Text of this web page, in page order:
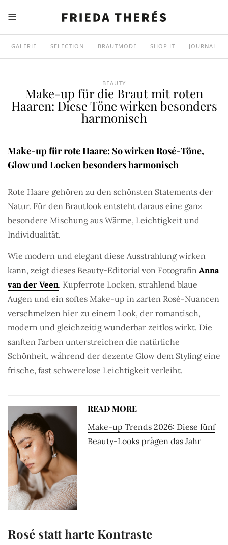
GALERIE SELECTION BRAUTMODE SHOP IT JOURNAL
BEAUTY
Make-up für die Braut mit roten
Haaren: Diese Töne wirken besonders
harmonisch
Make-up für rote Haare: So wirken Rosé-Töne,
Glow und Locken besonders harmonisch
Rote Haare gehören zu den schönsten Statements der
Natur. Für den Brautlook entsteht daraus eine ganz
besondere Mischung aus Wärme, Leichtigkeit und
Individualität.
Wie modern und elegant diese Ausstrahlung wirken
kann, zeigt dieses Beauty-Editorial von Fotografin Anna
van der Veen. Kupferrote Locken, strahlend blaue
Augen und ein softes Make-up in zarten Rosé-Nuancen
verschmelzen hier zu einem Look, der romantisch,
modern und gleichzeitig wunderbar zeitlos wirkt. Die
sanften Farben unterstreichen die natürliche
Schönheit, während der dezente Glow dem Styling eine
frische, fast schwerelose Leichtigkeit verleiht.
READ MORE
Make-up Trends 2026: Diese fünf
Beauty-Looks prägen das Jahr
Rosé statt harte Kontraste